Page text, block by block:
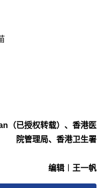
（已授权转载）、香港医
院管理局、香港卫生署
编辑︱王一帆